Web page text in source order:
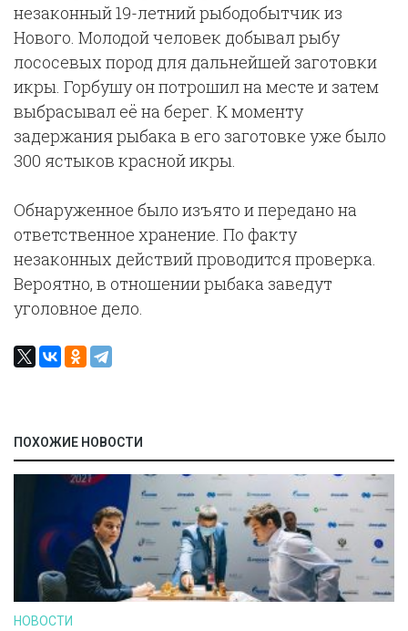
незаконный 19-летний рыбодобытчик из
Нового. Молодой человек добывал рыбу
лососевых пород для дальнейшей заготовки
икры. Горбушу он потрошил на месте и затем
выбрасывал её на берег. К моменту
задержания рыбака в его заготовке уже было
300 ястыков красной икры.
Обнаруженное было изъято и передано на
ответственное хранение. По факту
незаконных действий проводится проверка.
Вероятно, в отношении рыбака заведут
уголовное дело.
ПОХОЖИЕ НОВОСТИ
НОВОСТИ